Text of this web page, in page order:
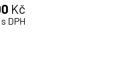
Kč
s DPH